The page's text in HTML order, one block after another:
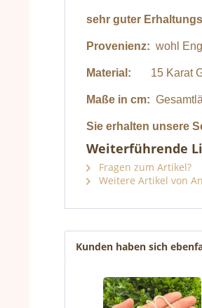
sehr guter
Provenienz: wohl
Material: 15 Karat
Maße in cm:
Sie erhalten unsere
Weiterführende
Fragen zum Artikel?
Weitere Artikel von
Kunden haben sich